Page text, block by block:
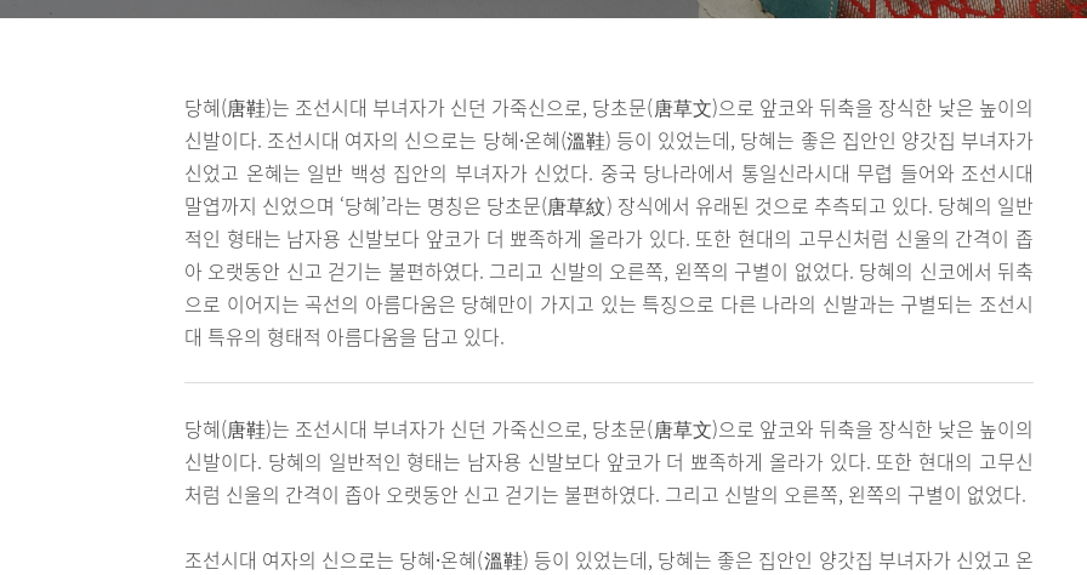
당혜(唐鞋)는 조선시대 부녀자가 신던 가죽신으로, 당초문(唐草文)으로 앞코와 뒤축을 장식한 낮은 높이의
신발이다. 조선시대 여자의 신으로는 당혜⸱온혜(溫鞋) 등이 있었는데, 당혜는 좋은 집안인 양갓집 부녀자가
신었고 온혜는 일반 백성 집안의 부녀자가 신었다. 중국 당나라에서 통일신라시대 무렵 들어와 조선시대
말엽까지 신었으며 ‘당혜’라는 명칭은 당초문(唐草紋) 장식에서 유래된 것으로 추측되고 있다. 당혜의 일반
적인 형태는 남자용 신발보다 앞코가 더 뾰족하게 올라가 있다. 또한 현대의 고무신처럼 신울의 간격이 좁
아 오랫동안 신고 걷기는 불편하였다. 그리고 신발의 오른쪽, 왼쪽의 구별이 없었다. 당혜의 신코에서 뒤축
으로 이어지는 곡선의 아름다움은 당혜만이 가지고 있는 특징으로 다른 나라의 신발과는 구별되는 조선시
대 특유의 형태적 아름다움을 담고 있다.
당혜(唐鞋)는 조선시대 부녀자가 신던 가죽신으로, 당초문(唐草文)으로 앞코와 뒤축을 장식한 낮은 높이의
신발이다. 당혜의 일반적인 형태는 남자용 신발보다 앞코가 더 뾰족하게 올라가 있다. 또한 현대의 고무신
처럼 신울의 간격이 좁아 오랫동안 신고 걷기는 불편하였다. 그리고 신발의 오른쪽, 왼쪽의 구별이 없었다.
조선시대 여자의 신으로는 당혜⸱온혜(溫鞋) 등이 있었는데, 당혜는 좋은 집안인 양갓집 부녀자가 신었고 온